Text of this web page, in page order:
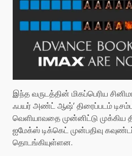
இந்த வருடத்தின் மிகப்பெரிய
ஃபயர் அண்ட் ஆஷ்’ திரைப்படம்
வெளியாவதை முன்னிட்டு முக்கிய
ஐமேக்ஸ் டிக்கெட் முன்பதிவு
தொடங்கியுள்ளன.